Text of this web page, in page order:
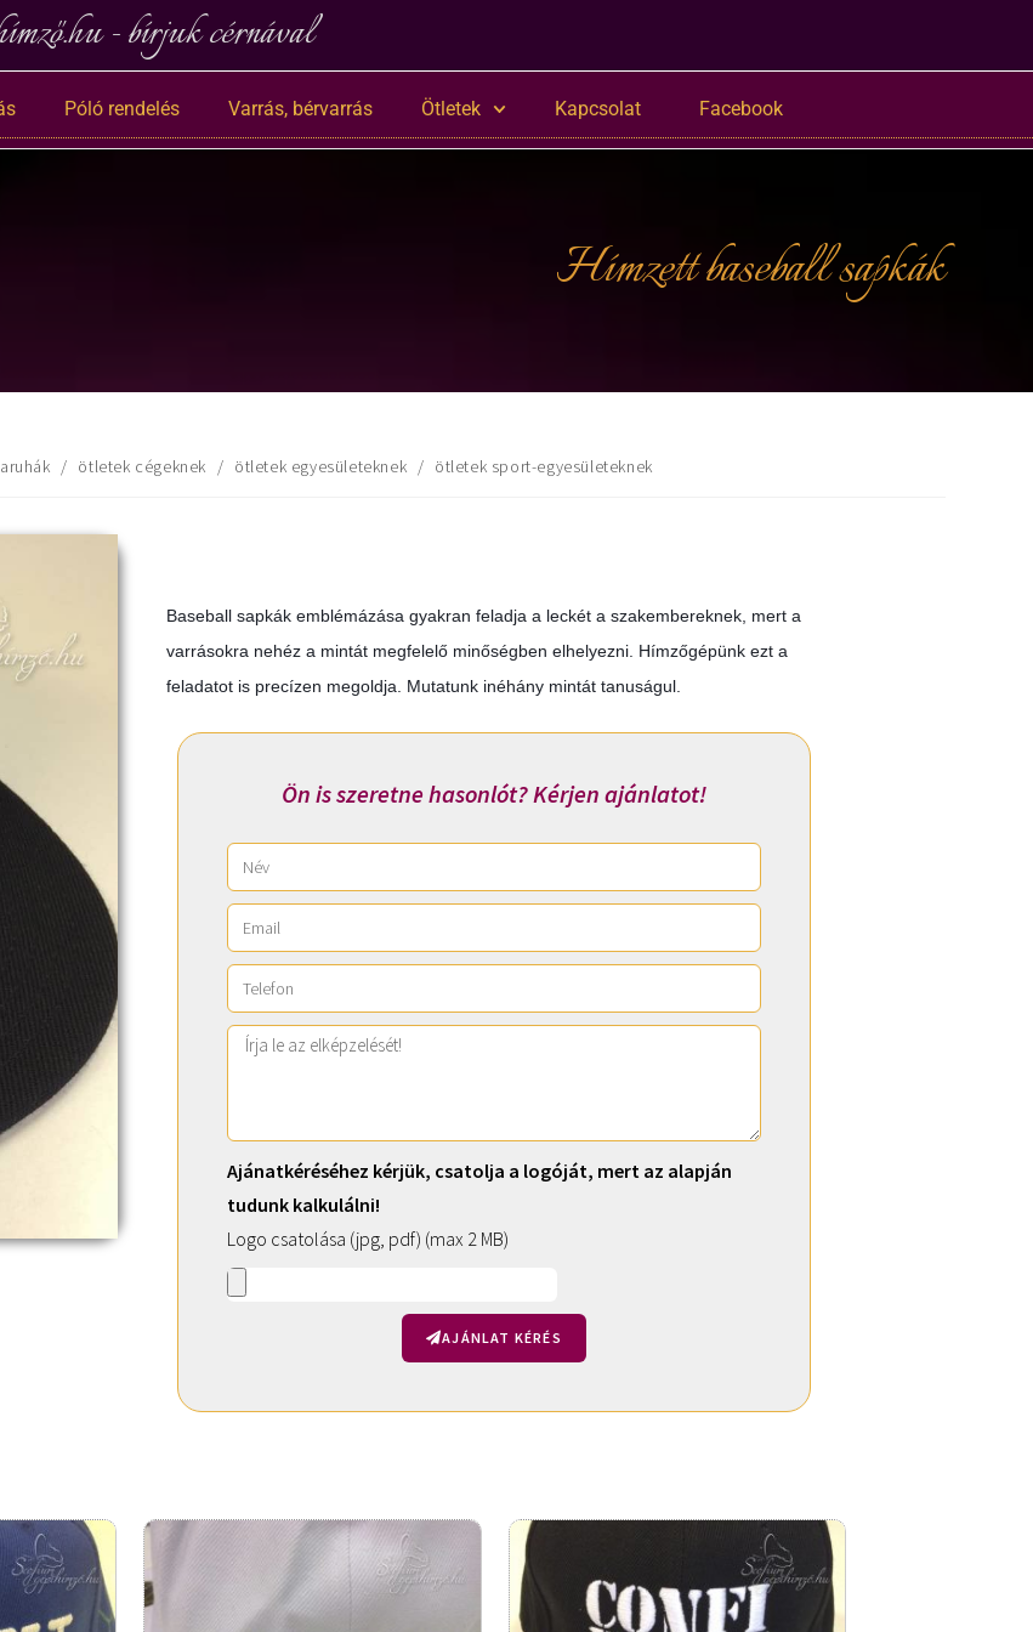
- bírjuk cérnával
Póló rendelés Varrás, bérvarrás Ötletek Kapcsolat Facebook
Hímzett baseball sapkák
/ ötletek cégeknek / ötletek egyesületeknek / ötletek sport-egyesületeknek
Baseball sapkák emblémázása gyakran feladja a leckét a szakembereknek, mert a
varrásokra nehéz a mintát megfelelő minőségben elhelyezni. Hímzőgépünk ezt a
feladatot is precízen megoldja. Mutatunk inéhány mintát tanuságul.
Ön is szeretne hasonlót? Kérjen ajánlatot!
Ajánatkéréséhez kérjük, csatolja a logóját, mert az alapján
tudunk kalkulálni!
Logo csatolása (jpg, pdf) (max 2 MB)
AJÁNLAT KÉRÉS
l
r
a